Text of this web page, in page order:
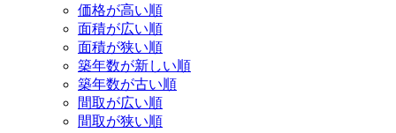
価格が高い順
面積が広い順
面積が狭い順
築年数が新しい順
築年数が古い順
間取が広い順
間取が狭い順